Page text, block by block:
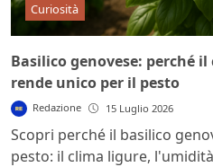
Curiosità
Basilico genovese: perché
rende unico per il pesto
Redazione 15 Luglio 2026
Scopri perché il basilico
pesto: il clima ligure,